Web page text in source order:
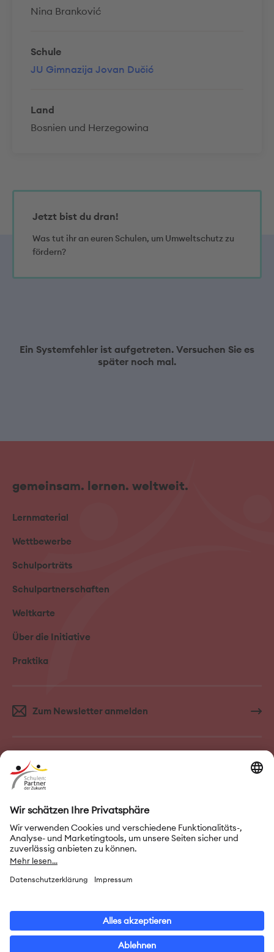
Nina Branković
Schule
JU Gimnazija Jovan Dučić
Land
Bosnien und Herzegowina
Jetzt bist du dran!
Was tut ihr an euren Schulen, um Umweltschutz zu
fördern?
Ein Systemfehler ist aufgetreten. Versuchen Sie es
später noch mal.
gemeinsam. lernen. weltweit.
Lernmaterial
Wettbewerbe
Schulporträts
Schulpartnerschaften
Weltkarte
Über die Initiative
Praktika
Zum Newsletter anmelden
FAQ–Häufige Fragen Kontakt
Nutzungsbedingungen
Datenschutz
Privatsphäre-Einstellungen
Leichte Sprache
Erklärung zur Barrierefreiheit